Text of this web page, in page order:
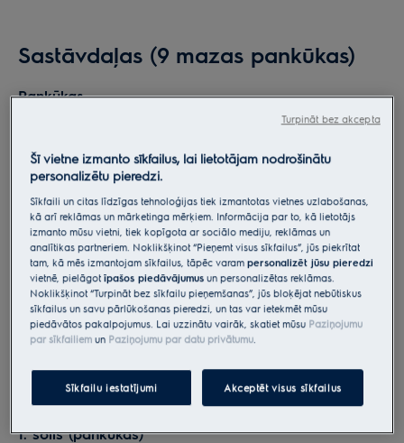
Sastāvdaļas (9 mazas pankūkas)
Pankūkas
1 ola, 3 1 ⁄4 glāze piena, 2 ēdamkarotes kausēta
sviesta, 1 glāze miltu, 1 ēdamkarote cukura, 1 tējkarote
cepamā pulvera, 1⁄2 tējkarote sāls
Ogu kompots
1/4 glāze gaiši brūnā cukura, 2 ēdamkarotes svaigas
citronu sulas, 3 glāzes (~350 gramu) dažādu ogu,
piemēram, avenes, kazenes un mellenes
Pagatavošana
1. solis (pankūkas)
Šī vietne izmanto sīkfailus, lai lietotājam nodrošinātu
personalizētu pieredzi.
Sīkfaili un citas līdzīgas tehnoloģijas tiek izmantotas vietnes uzlabošanas,
kā arī reklāmas un mārketinga mērķiem. Informācija par to, kā lietotājs
izmanto mūsu vietni, tiek kopīgota ar sociālo mediju, reklāmas un
analītikas partneriem. Noklikšķinot “Pieņemt visus sīkfailus”, jūs piekrītat
tam, kā mēs izmantojam sīkfailus, tāpēc varampersonalizēt jūsu pieredzi
vietnē, pielāgotīpašos piedāvājumus un personalizētas reklāmas.
Noklikšķinot “Turpināt bez sīkfailu pieņemšanas”, jūs bloķējat nebūtiskus
sīkfailus un savu pārlūkošanas pieredzi, un tas var ietekmēt mūsu
piedāvātos pakalpojumus. Lai uzzinātu vairāk, skatiet mūsu Paziņojumu
par sīkfailiem un Paziņojumu par datu privātumu.
Sīkfailu iestatījumi Akceptēt visus sīkfailus
Turpināt bez akcepta